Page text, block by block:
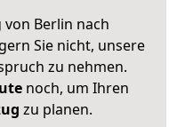
von Berlin nach
Sie nicht, unsere
zu nehmen.
noch, um Ihren
zu planen.